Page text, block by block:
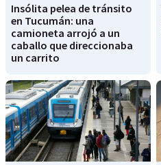
Insólita pelea de tránsito
en Tucumán: una
camioneta arrojó a un
caballo que direccionaba
un carrito